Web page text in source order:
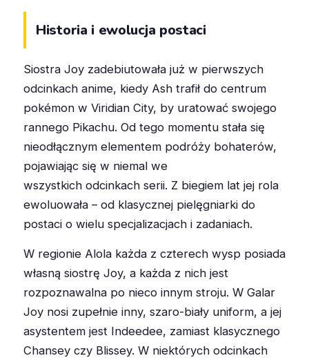
Historia i ewolucja postaci
Siostra Joy zadebiutowała już w pierwszych
odcinkach anime, kiedy Ash trafił do centrum
pokémon w Viridian City, by uratować swojego
rannego Pikachu. Od tego momentu stała się
nieodłącznym elementem podróży bohaterów,
pojawiając się w niemal we
wszystkich odcinkach serii. Z biegiem lat jej rola
ewoluowała – od klasycznej pielęgniarki do
postaci o wielu specjalizacjach i zadaniach.
W regionie Alola każda z czterech wysp posiada
własną siostrę Joy, a każda z nich jest
rozpoznawalna po nieco innym stroju. W Galar
Joy nosi zupełnie inny, szaro-biały uniform, a jej
asystentem jest Indeedee, zamiast klasycznego
Chansey czy Blissey. W niektórych odcinkach